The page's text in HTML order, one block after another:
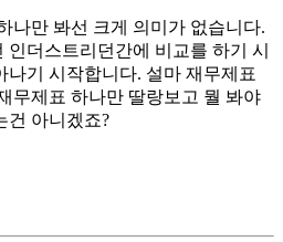
나만 봐선 크게 의미가 없습니다.
인더스트리던간에 비교를 하기 시
나기 시작합니다. 설마 재무제표
무제표 하나만 딸랑보고 뭘 봐야
건 아니겠죠?